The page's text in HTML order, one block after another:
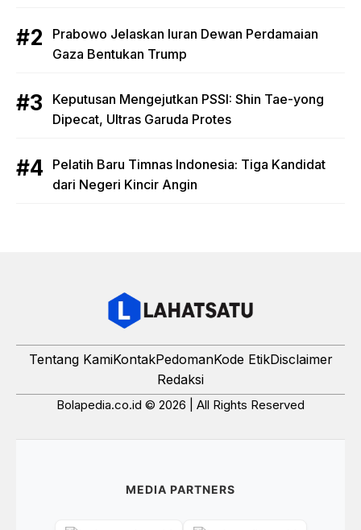
Prabowo Jelaskan Iuran Dewan Perdamaian
Gaza Bentukan Trump
Keputusan Mengejutkan PSSI: Shin Tae-yong
Dipecat, Ultras Garuda Protes
Pelatih Baru Timnas Indonesia: Tiga Kandidat
dari Negeri Kincir Angin
Tentang KamiKontakPedomanKode EtikDisclaimer
Redaksi
Bolapedia.co.id © 2026 | All Rights Reserved
MEDIA PARTNERS